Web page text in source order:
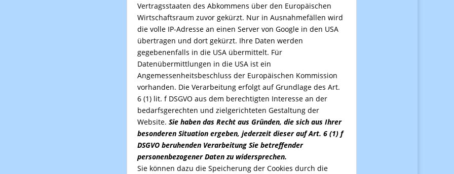
Vertragsstaaten des Abkommens über den Europäischen
Wirtschaftsraum zuvor gekürzt. Nur in Ausnahmefällen wird
die volle IP-Adresse an einen Server von Google in den USA
übertragen und dort gekürzt. Ihre Daten werden
gegebenenfalls in die USA übermittelt. Für
Datenübermittlungen in die USA ist ein
Angemessenheitsbeschluss der Europäischen Kommission
vorhanden. Die Verarbeitung erfolgt auf Grundlage des Art.
6 (1) lit. f DSGVO aus dem berechtigten Interesse an der
bedarfsgerechten und zielgerichteten Gestaltung der
Website.Sie haben das Recht aus Gründen, die sich aus Ihrer
besonderen Situation ergeben, jederzeit dieser auf Art. 6 (1) f
DSGVO beruhenden Verarbeitung Sie betreffender
personenbezogener Daten zu widersprechen.
Sie können dazu die Speicherung der Cookies durch die